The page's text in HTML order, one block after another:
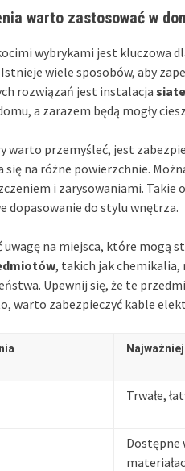
warto zastosować w
wybrykami jest kluczowa
wiele sposobów, aby
rozwiązań jest instalacja
a zarazem będą mogły
warto przemyśleć, jest
na różne powierzchnie.
i zarysowaniami. Takie
dopasowanie do stylu wnętrza.
na miejsca, które mogą
, takich jak chemikalia,
Upewnij się, że te
warto zabezpieczyć kable
Trwałe,
Dostępne